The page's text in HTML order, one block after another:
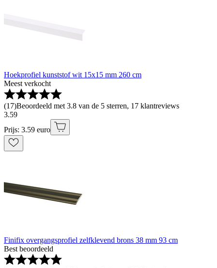
Hoekprofiel kunststof wit 15x15 mm 260 cm
Meest verkocht
(17)Beoordeeld met 3.8 van de 5 sterren, 17 klantreviews
3.59
Prijs: 3.59 euro
Finifix overgangsprofiel zelfklevend brons 38 mm 93 cm
Best beoordeeld